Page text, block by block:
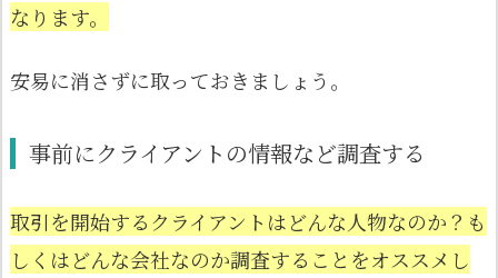
なります。
安易に消さずに取っておきましょう。
事前にクライアントの情報など調査する
取引を開始するクライアントはどんな人物なのか？も
しくはどんな会社なのか調査することをオススメし